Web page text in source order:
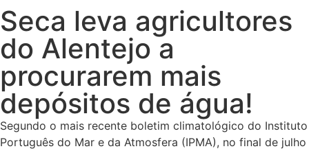
Seca leva agricultores
do Alentejo a
procurarem mais
depósitos de água!
Segundo o mais recente boletim climatológico do Instituto
Português do Mar e da Atmosfera (IPMA), no final de julho